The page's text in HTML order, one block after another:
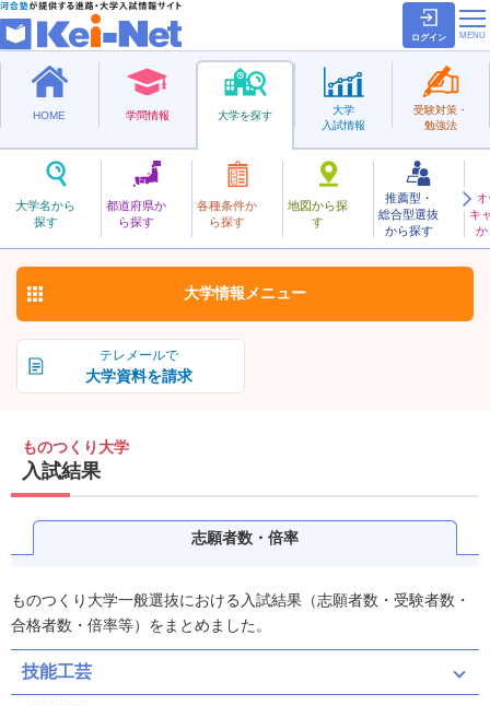
ログイン
HOME 学問情報 大学を探す
大学名から
探す
都道府県か
ら探す
各種条件か
ら探す
地図から探
す
推薦型・
総合型選抜
から探す
キ
か
大学
入試情報
受験対策・
勉強法
私立
ものつくり
ものつくり大学 お気に入り
テレメールで
大学資料を請求
大学情報 メニュー
ものつくり大学
入試結果
志願者数・倍率
ものつくり大学一般選抜における入試結果（志願者数・受験者数・
合格者数・倍率等）をまとめました。
技能工芸